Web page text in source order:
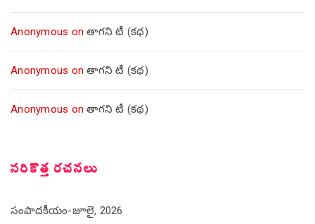
Anonymous onతాగని టీ (కథ)
Anonymous onతాగని టీ (కథ)
Anonymous onతాగని టీ (కథ)
సరికొత్త రచనలు
సంపాదకీయం-జూలై, 2026